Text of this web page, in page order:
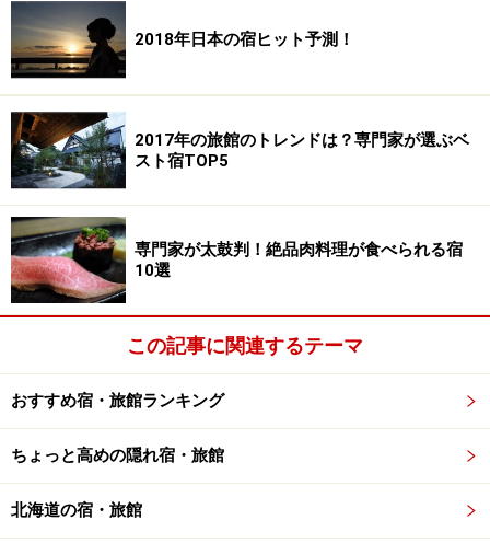
リンゴは、宿を囲む町の農家さんが丹精込めて栽培した
リンゴを仕入れています。種類は赤色の「サンふじ」や
違いを感じながら入浴するのも楽しいですね。
リンゴが浮かぶ「界 津軽」の大浴場
夕食までリンゴ。りんご釜に詰められるのはマグロの最
高峰とされる大間のマグロ。青森の冬の味覚を一堂に堪
夕食の後は、津軽三味線の演奏会をロビーでどうぞ。
中で聞くからこそ余計に旅情がかき立てられますよ。
2018年日本の宿ヒット予測！
2017年の旅館のトレンドは？専門家が選ぶベ
スト宿TOP5
専門家が太鼓判！絶品肉料理が食べられる宿
10選
この記事に関連するテーマ
おすすめ宿・旅館ランキング
ちょっと高めの隠れ宿・旅館
北海道の宿・旅館